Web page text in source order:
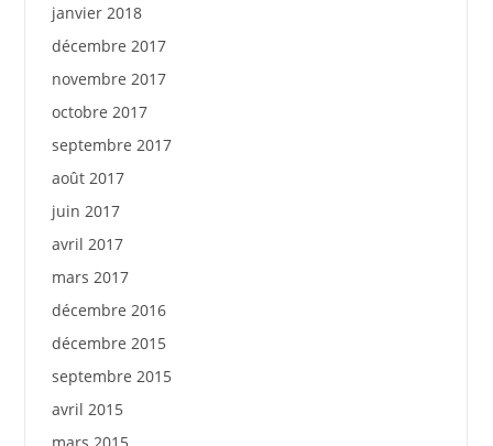
janvier 2018
décembre 2017
novembre 2017
octobre 2017
septembre 2017
août 2017
juin 2017
avril 2017
mars 2017
décembre 2016
décembre 2015
septembre 2015
avril 2015